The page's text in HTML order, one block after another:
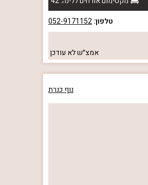
טלפון:052-9171152
אמצ״שלא עודכן
נוף כנרת